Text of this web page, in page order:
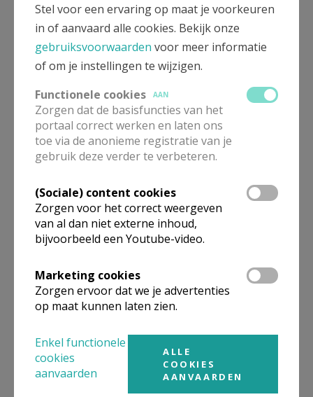
helpen hen bij hun werk, nemen deel aan
hun festiviteiten en waken over hun
medische gezondheid. Terreur en geweld
nemen echter langzaam maar zeker de
bovenhand in de regio. Wanneer een aantal
buitenlandse werknemers door een
Islamitisch fundamentalistische groep
wordt vermoord, biedt het leger hen
bescherming aan, wat ze weigeren.
omringt, groeit de vastberadenheid onder
de monniken om te blijven.
Gepubliceerd door
Meer
Stel voor een ervaring op maat je voorkeuren
in of aanvaard alle cookies. Bekijk onze
gebruiksvoorwaarden voor meer informatie
of om je instellingen te wijzigen.
Functionele cookies
AAN
Zorgen dat de basisfuncties van het
portaal correct werken en laten ons
toe via de anonieme registratie van je
gebruik deze verder te verbeteren.
(Sociale) content cookies
Zorgen voor het correct weergeven
van al dan niet externe inhoud,
bijvoorbeeld een Youtube-video.
Marketing cookies
Zorgen ervoor dat we je advertenties
op maat kunnen laten zien.
Enkel functionele
cookies
aanvaarden
ALLE
COOKIES
AANVAARDEN